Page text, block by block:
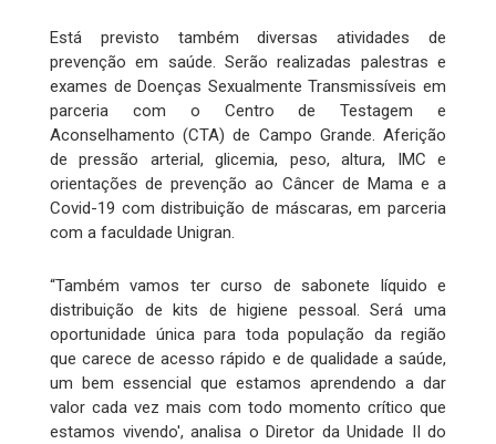
Está previsto também diversas atividades de
prevenção em saúde. Serão realizadas palestras e
exames de Doenças Sexualmente Transmissíveis em
parceria com o Centro de Testagem e
Aconselhamento (CTA) de Campo Grande. Aferição
de pressão arterial, glicemia, peso, altura, IMC e
orientações de prevenção ao Câncer de Mama e a
Covid-19 com distribuição de máscaras, em parceria
com a faculdade Unigran.
“Também vamos ter curso de sabonete líquido e
distribuição de kits de higiene pessoal. Será uma
oportunidade única para toda população da região
que carece de acesso rápido e de qualidade a saúde,
um bem essencial que estamos aprendendo a dar
valor cada vez mais com todo momento crítico que
estamos vivendo', analisa o Diretor da Unidade II do